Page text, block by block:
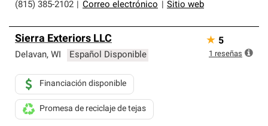
(815) 385-2102 Correo electrónico Sitio web
Sierra Exteriors LLC
Delavan, WI Español Disponible
Financiación disponible
Promesa de reciclaje de tejas
★ 5
1 reseñas